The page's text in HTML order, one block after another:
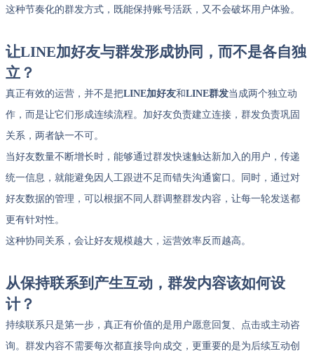
这种节奏化的群发方式，既能保持账号活跃，又不会破坏用户体验。
让LINE加好友与群发形成协同，而不是各自独
立？
真正有效的运营，并不是把LINE加好友和LINE群发当成两个独立动
作，而是让它们形成连续流程。加好友负责建立连接，群发负责巩固
关系，两者缺一不可。
当好友数量不断增长时，能够通过群发快速触达新加入的用户，传递
统一信息，就能避免因人工跟进不足而错失沟通窗口。同时，通过对
好友数据的管理，可以根据不同人群调整群发内容，让每一轮发送都
更有针对性。
这种协同关系，会让好友规模越大，运营效率反而越高。
从保持联系到产生互动，群发内容该如何设
计？
持续联系只是第一步，真正有价值的是用户愿意回复、点击或主动咨
询。群发内容不需要每次都直接导向成交，更重要的是为后续互动创